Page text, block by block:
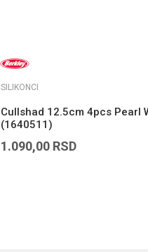
SILIKONCI
Cullshad 12.5cm 4pcs Pearl
(1640511)
1.090,00 RSD